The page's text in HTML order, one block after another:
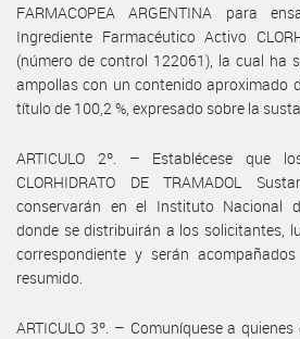
FARMACOPEA ARGENTINA para
Ingrediente Farmacéutico Activo
(número de control 122061), la cual ha
ampollas con un contenido aproximado
título de 100,2 %, expresado sobre la
ARTICULO 2º. – Establécese que
CLORHIDRATO DE TRAMADOL
conservarán en el Instituto Nacional
donde se distribuirán a los solicitantes,
correspondiente y serán
resumido.
ARTICULO 3º. – Comuníquese a